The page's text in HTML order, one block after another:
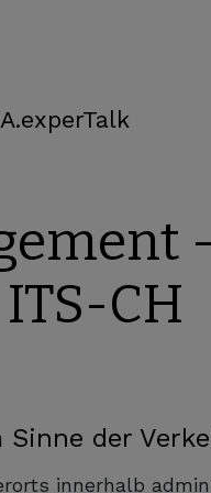
CH
der
innerhalb